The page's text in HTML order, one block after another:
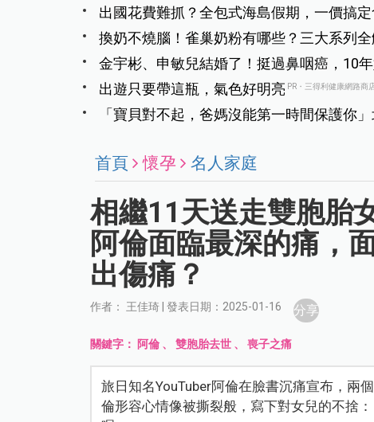
出國花費難抓？全包式海島假期，一價搞
換奶不燒腦！雀巢奶粉有哪些？三大系列
金宇彬、申敏兒結婚了！挺過鼻咽癌，10
出遊只要帶這瓶，氣色好明亮 PR・三得利健康網路商
「寶貝對不起，爸媽沒能第一時間保護你
首頁 懷孕 名人家庭
相繼11天送走雙胞胎
阿倫面臨最深的痛，
出傷痛？
作者： 王佳琦 | 發表日期：2025-01-16 分享
關鍵字： 阿倫 、雙胞胎去世 、喪子之痛
旅日知名YouTuber阿倫在臉書沉痛宣布，兩
倫形容心情像被撕裂般，寫下對女兒的不捨